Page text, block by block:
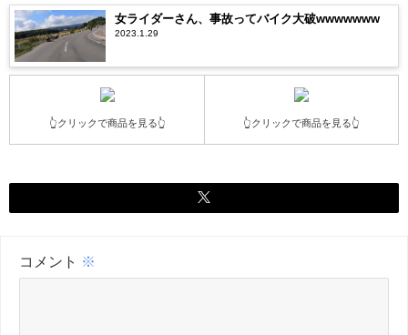
女ライダーさん、事故ってバイク大破wwwwwww
2023.1.29
👆クリックで商品を見る👆 👆クリックで商品を見る👆
コメント ※